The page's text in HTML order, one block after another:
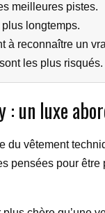
meilleures pistes.
longtemps.
à reconnaître un
les plus risqués.
: un luxe
vêtement
pensées pour